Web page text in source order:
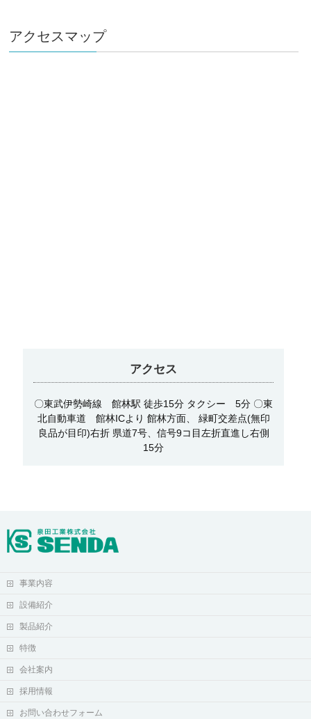
アクセスマップ
アクセス
〇東武伊勢崎線 館林駅 徒歩15分 タクシー 5分 〇東
北自動車道 館林ICより 館林方面、 緑町交差点(無印
良品が目印)右折 県道7号、信号9コ目左折直進し右側
15分
事業内容
設備紹介
製品紹介
特徴
会社案内
採用情報
お問い合わせフォーム